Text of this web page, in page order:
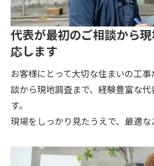
代表が最初のご相談から
応します
お客様にとって大切な住まいの工
談から現地調査まで、経験豊富な
す。
現場をしっかり見たうえで、最適な